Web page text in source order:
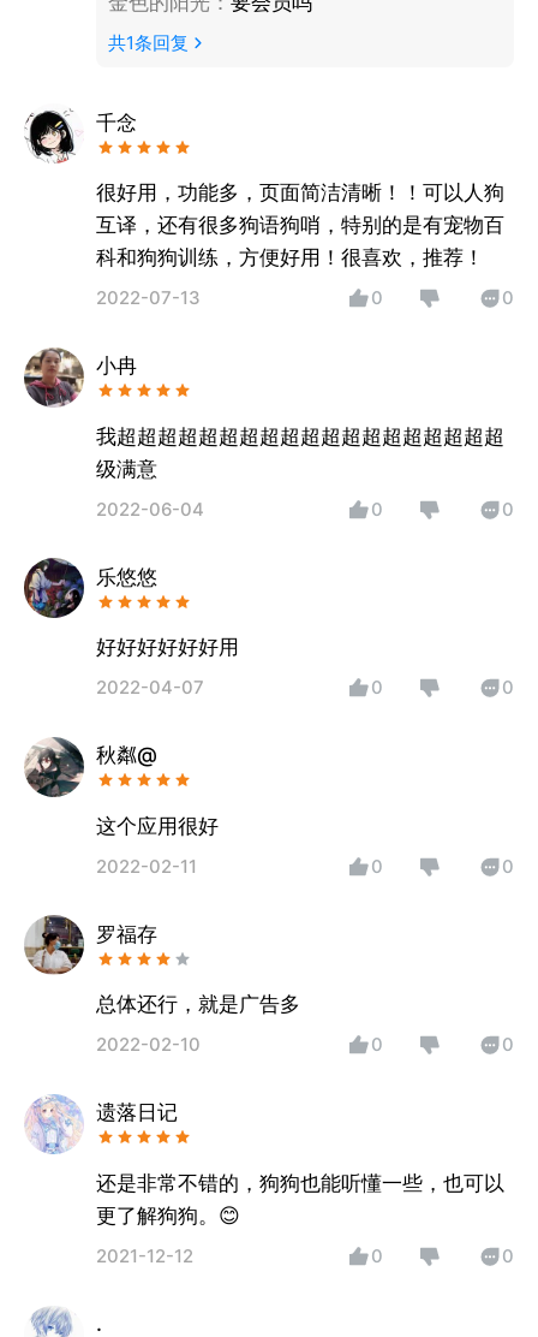
共1条回复
千念
很好用，功能多，页面简洁清晰！！可以人狗
互译，还有很多狗语狗哨，特别的是有宠物百
科和狗狗训练，方便好用！很喜欢，推荐！
2022-07-13 0 0
小冉
我超超超超超超超超超超超超超超超超超超超
级满意
2022-06-04 0 0
乐悠悠
好好好好好好用
2022-04-07 0 0
秋粼@
这个应用很好
2022-02-11 0 0
罗福存
总体还行，就是广告多
2022-02-10 0 0
遗落日记
还是非常不错的，狗狗也能听懂一些，也可以
更了解狗狗。😊
2021-12-12 0 0
.